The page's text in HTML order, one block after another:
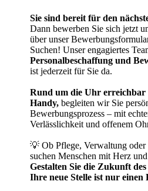
Sie sind bereit für den
Dann bewerben Sie sich jetzt
über unser
Suchen! Unser engagiertes
Personalbeschaffung und
ist jederzeit für Sie da.
Rund um die Uhr erreichbar
Handy, begleiten wir Sie
Bewerbungsprozess – mit
Verlässlichkeit und offenem
💡 Ob Pflege, Verwaltung
suchen Menschen mit Herz
Gestalten Sie die Zukunft
Ihre neue Stelle ist nur